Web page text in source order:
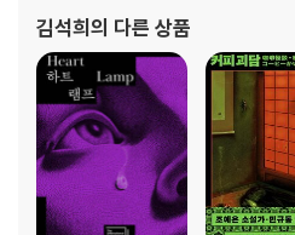
제대로 된 포경 장면 그림들 384
제57장 그림?이빨?나무?철판?돌?산?
제58장 크릴 392
제59장 오징어 395
제60장 작살줄 399
제61장 스터브, 고래를 죽이다 403
제62장 작살 던지기 410
제63장 작살 받침대 412
김석희의 다른 상품